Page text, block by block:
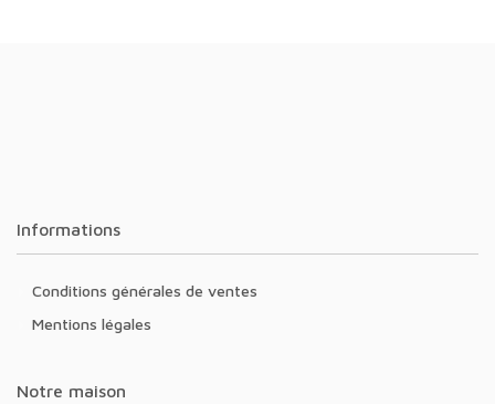
Informations
Conditions générales de ventes
Mentions légales
Notre maison